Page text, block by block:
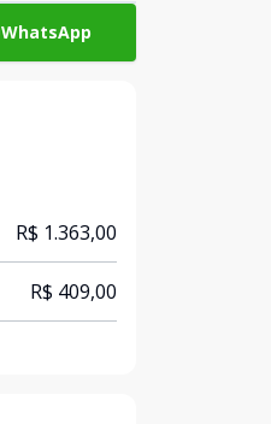
WhatsApp
R$ 1.363,00
R$ 409,00